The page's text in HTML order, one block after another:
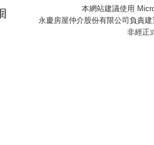
本網站建議使用
永慶房屋仲介股份有限公司負責
非經正